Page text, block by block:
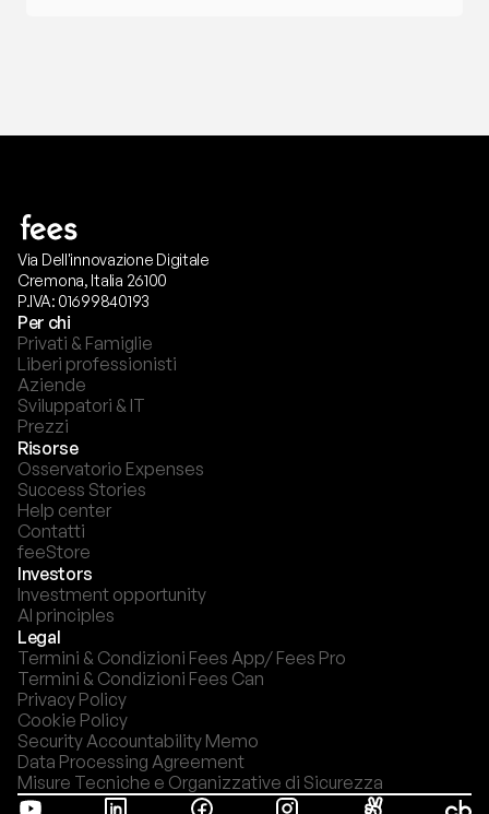
Via Dell'innovazione Digitale
Cremona, Italia 26100
P.IVA: 01699840193
Per chi
Privati & Famiglie
Liberi professionisti
Aziende
Sviluppatori & IT
Prezzi
Risorse
Osservatorio Expenses
Success Stories
Help center
Contatti
feeStore
Investors
Investment opportunity
AI principles
Legal
Termini & Condizioni Fees App/ Fees Pro
Termini & Condizioni Fees Can
Privacy Policy
Cookie Policy
Security Accountability Memo
Data Processing Agreement
Misure Tecniche e Organizzative di Sicurezza